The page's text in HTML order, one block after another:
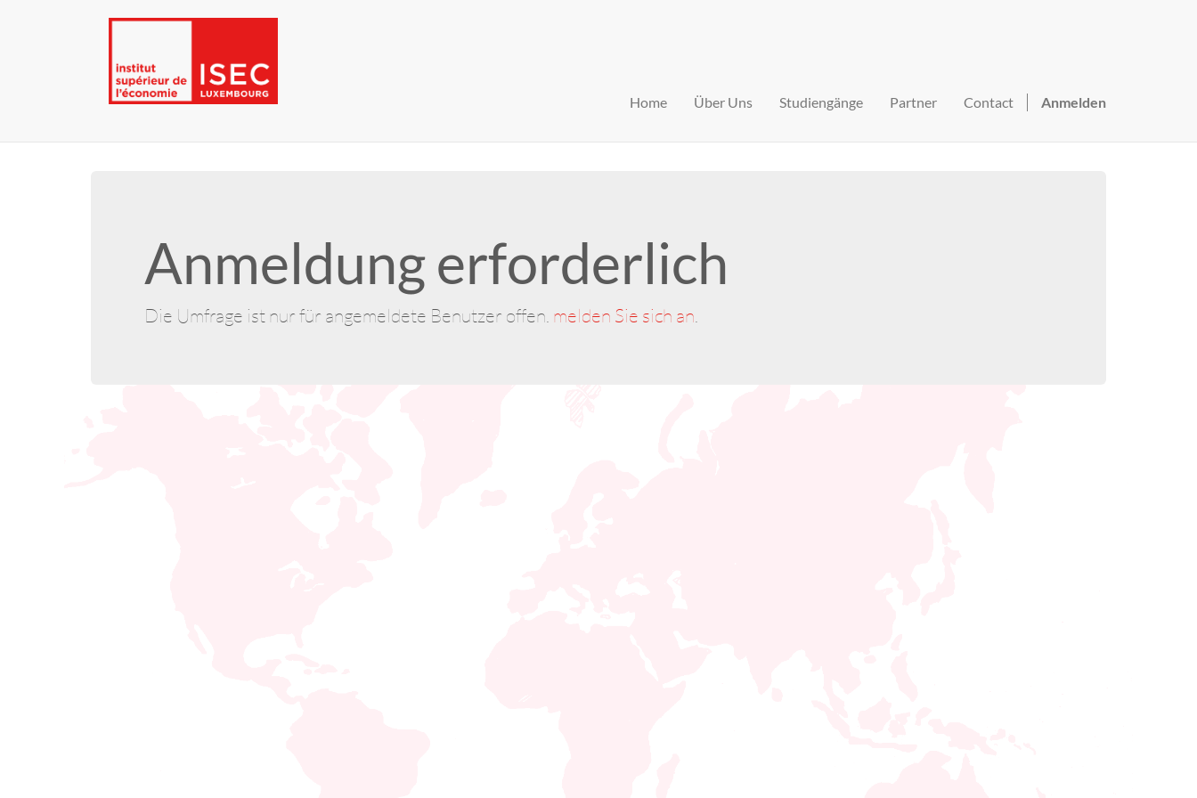
Home Über Uns Studiengänge Partner Contact Anmelden
Anmeldung erforderlich
Die Umfrage ist nur für angemeldete Benutzer offen. melden Sie sich an